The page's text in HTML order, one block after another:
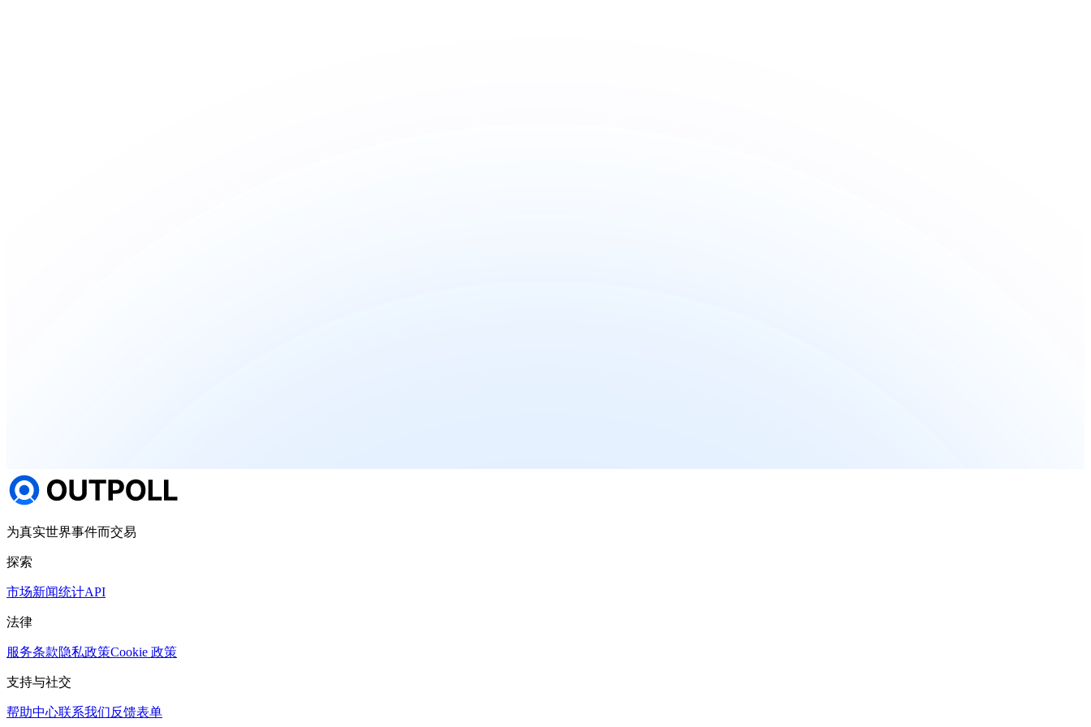
为真实世界事件而交易
探索
市场新闻统计API
法律
服务条款隐私政策Cookie 政策
支持与社交
帮助中心联系我们反馈表单